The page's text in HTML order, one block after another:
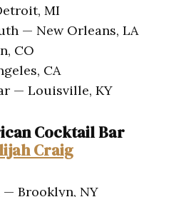
MI
— New Orleans, LA
CO
CA
— Louisville, KY
Cocktail Bar
Craig
— Brooklyn, NY